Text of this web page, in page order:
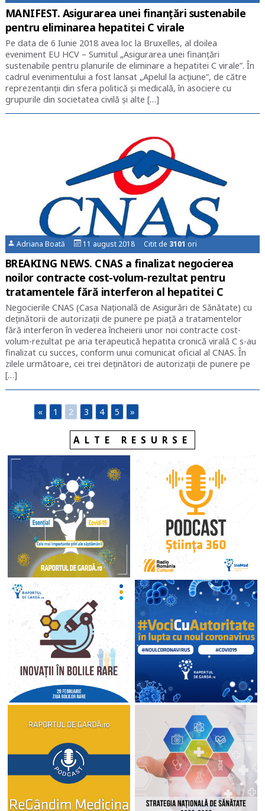
MANIFEST. Asigurarea unei finanțări sustenabile
pentru eliminarea hepatitei C virale
Pe data de 6 Iunie 2018 avea loc la Bruxelles, al doilea
eveniment EU HCV – Sumitul „Asigurarea unei finanțări
sustenabile pentru planurile de eliminare a hepatitei C virale”. În
cadrul evenimentului a fost lansat „Apelul la acțiune”, de către
reprezentanții din sfera politică și medicală, în asociere cu
grupurile din societatea civilă și alte […]
Adriana Boată 11 august 2018 Citit de 3101 ori
BREAKING NEWS. CNAS a finalizat negocierea
noilor contracte cost-volum-rezultat pentru
tratamentele fără interferon al hepatitei C
Negocierile CNAS (Casa Națională de Asigurări de Sănătate) cu
deținătorii de autorizații de punere pe piață a tratamentelor
fără interferon în vederea încheierii unor noi contracte cost-
volum-rezultat pe aria terapeutică hepatita cronică virală C s-au
finalizat cu succes, conform unui comunicat oficial al CNAS. În
zilele următoare, cei trei deținători de autorizații de punere pe
[…]
« 1 2 3 4 5 »
ALTE RESURSE